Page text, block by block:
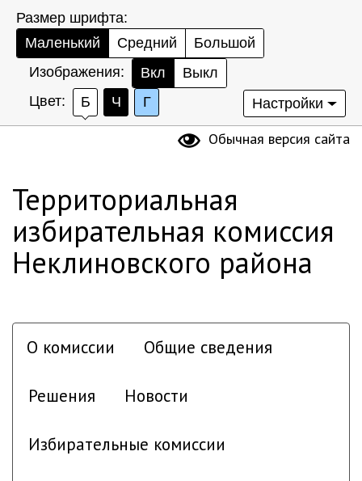
Размер шрифта:
Маленький
Средний
Большой
Изображения:
Вкл
Выкл
Цвет:
Б Ч Г Настройки
Обычная версия сайта
Территориальная
избирательная комиссия
Неклиновского района
О комиссии Общие сведения
Решения Новости
Избирательные комиссии